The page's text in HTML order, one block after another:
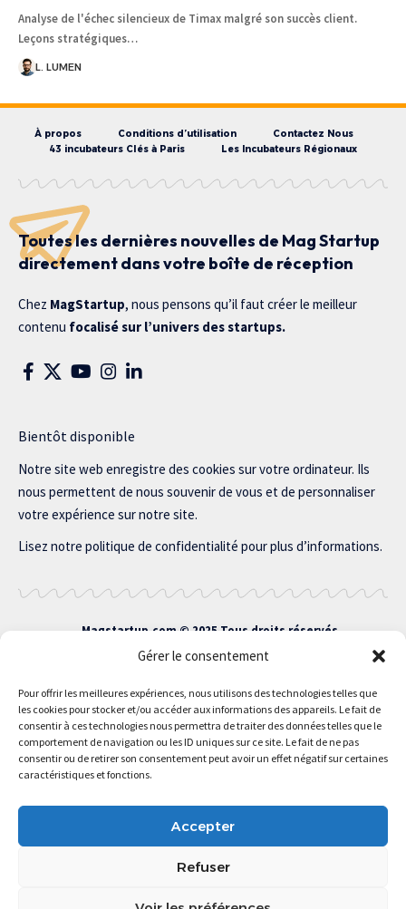
Gérer le consentement
Pour offrir les meilleures expériences, nous utilisons des technologies telles que
les cookies pour stocker et/ou accéder aux informations des appareils. Le fait de
consentir à ces technologies nous permettra de traiter des données telles que le
comportement de navigation ou les ID uniques sur ce site. Le fait de ne pas
consentir ou de retirer son consentement peut avoir un effet négatif sur certaines
caractéristiques et fonctions.
Accepter
Refuser
Analyse de l'échec silencieux de Timax malgré son succès client.
Leçons stratégiques…
L. LUMEN
À propos Conditions d’utilisation
Contactez Nous
43 incubateurs Clés à Paris
Les Incubateurs Régionaux
Toutes les dernières nouvelles de Mag Startup
directement dans votre boîte de réception
Chez MagStartup, nous pensons qu’il faut créer le meilleur
contenu focalisé sur l’univers des startups.
Bientôt disponible
Notre site web enregistre des cookies sur votre ordinateur. Ils
nous permettent de nous souvenir de vous et de personnaliser
votre expérience sur notre site.
Lisez notre politique de confidentialité pour plus d’informations.
Magstartup.com © 2025 Tous droits réservés.
43 incubateurs Clés à Paris
Les Incubateurs Régionaux